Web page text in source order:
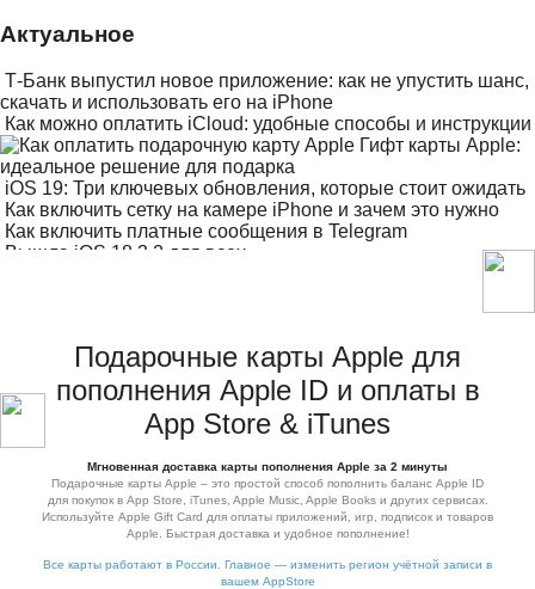
Актуальное
Т-Банк выпустил новое приложение: как не упустить шанс,
скачать и использовать его на iPhone
Как можно оплатить iCloud: удобные способы и инструкции
Гифт карты Apple:
идеальное решение для подарка
iOS 19: Три ключевых обновления, которые стоит ожидать
Как включить сетку на камере iPhone и зачем это нужно
Как включить платные сообщения в Telegram
Вышла iOS 18.3.2 для всех
Подарочные карты Apple для
пополнения Apple ID и оплаты в
App Store & iTunes
Мгновенная доставка карты пополнения Apple за 2 минуты
Подарочные карты Apple – это простой способ пополнить баланс Apple ID
для покупок в App Store, iTunes, Apple Music, Apple Books и других сервисах.
Используйте Apple Gift Card для оплаты приложений, игр, подписок и товаров
Apple. Быстрая доставка и удобное пополнение!
Все карты работают в России. Главное — изменить регион учётной записи в
вашем AppStore